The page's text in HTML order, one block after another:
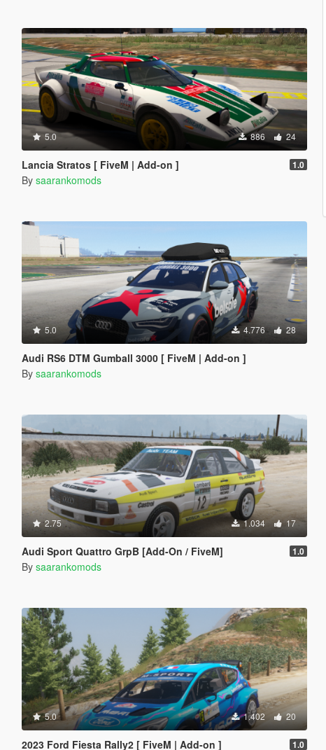
5.0 886 24
Lancia Stratos [ FiveM | Add-on ] 1.0
By saarankomods
5.0 4.776 28
Audi RS6 DTM Gumball 3000 [ FiveM | Add-on ]
By saarankomods
2.75 1.034 17
Audi Sport Quattro GrpB [Add-On / FiveM] 1.0
By saarankomods
5.0 1.402 20
2023 Ford Fiesta Rally2 [ FiveM | Add-on ] 1.0